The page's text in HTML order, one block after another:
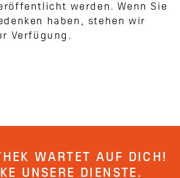
werden. Wenn Sie
haben, stehen wir
Verfügung.
WARTET AUF DICH!
UNSERE DIENSTE.